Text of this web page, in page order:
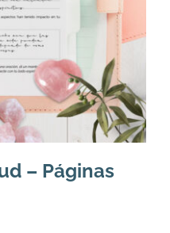
– Páginas